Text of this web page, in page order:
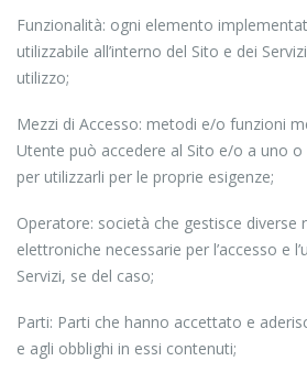
Funzionalità: ogni elemento
utilizzabile all’interno del Sito e dei
utilizzo;
Mezzi di Accesso: metodi e/o funzioni
Utente può accedere al Sito e/o a uno o
per utilizzarli per le proprie esigenze;
Operatore: società che gestisce diverse
elettroniche necessarie per l’accesso e
Servizi, se del caso;
Parti: Parti che hanno accettato e
e agli obblighi in essi contenuti;